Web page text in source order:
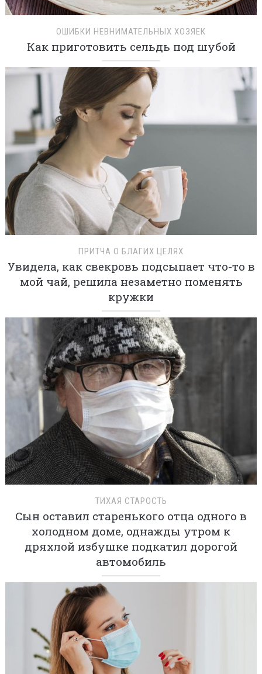
ОШИБКИ НЕВНИМАТЕЛЬНЫХ ХОЗЯЕК
Как приготовить сельдь под шубой
ПРИТЧА О БЛАГИХ ЦЕЛЯХ
Увидела, как свекровь подсыпает что-то в
мой чай, решила незаметно поменять
кружки
ТИХАЯ СТАРОСТЬ
Сын оставил старенького отца одного в
холодном доме, однажды утром к
дряхлой избушке подкатил дорогой
автомобиль